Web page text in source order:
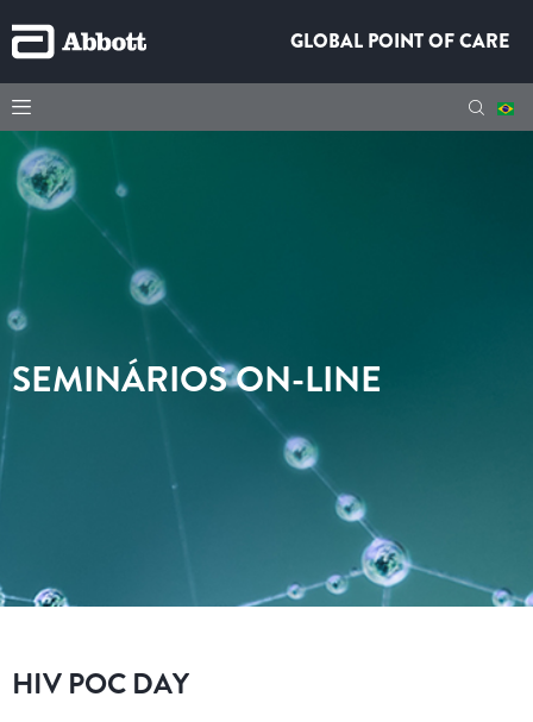
GLOBAL POINT OF CARE
SEMINÁRIOS ON-LINE
HIV POC DAY